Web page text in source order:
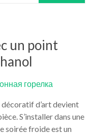
un point
d’art devient
S’installer dans une
soirée froide est un